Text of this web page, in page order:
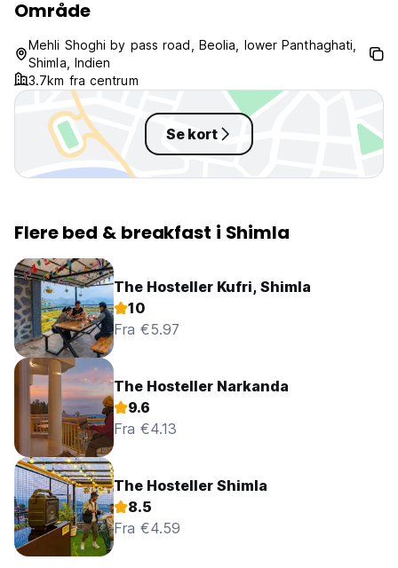
Område
Mehli Shoghi by pass road, Beolia, lower Panthaghati,
Shimla, Indien
3.7km fra centrum
Se kort
Flere bed & breakfast i Shimla
The Hosteller Kufri, Shimla
10
Fra €5.97
The Hosteller Narkanda
9.6
Fra €4.13
The Hosteller Shimla
8.5
Fra €4.59